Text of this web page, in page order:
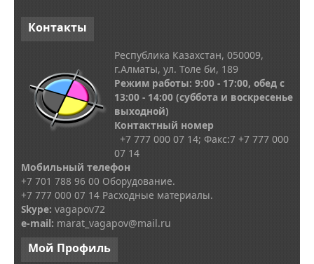
Контакты
Республика Казахстан, 050009,
г.Алматы, ул. Толе би, 189
Режим работы: 9:00 - 17:00, обед с
13:00 - 14:00 (суббота и воскресенье
выходной)
Контактный номер
+7 777 000 07 14; Факс:7 +7 777 000
07 14
Мобильный телефон
+7 701 788 96 00 Оборудование.
+7 777 000 07 14 Расходные материалы.
Skype: vagapov72
e-mail: marat_vagapov@mail.ru
Мой Профиль